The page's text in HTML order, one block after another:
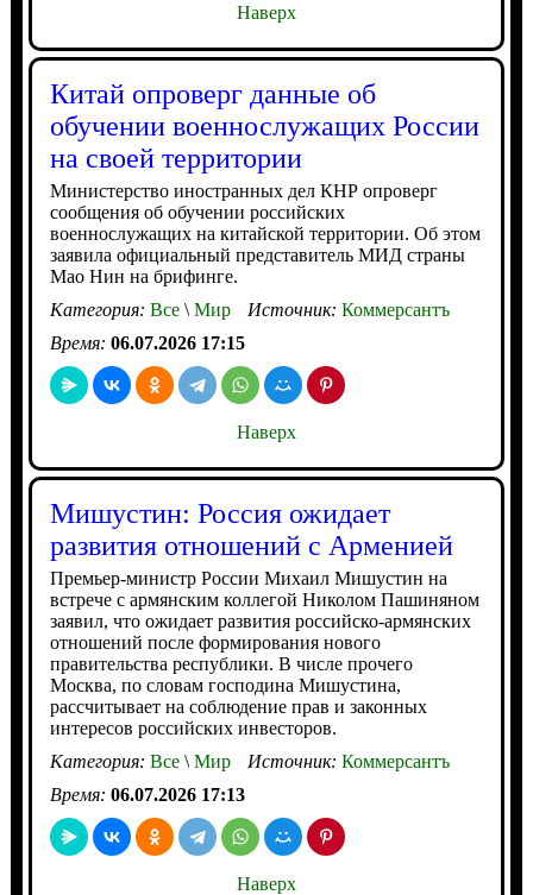
Наверх
Китай опроверг данные об
обучении военнослужащих России
на своей территории
Министерство иностранных дел КНР опроверг
сообщения об обучении российских
военнослужащих на китайской территории. Об этом
заявила официальный представитель МИД страны
Мао Нин на брифинге.
Категория: Все\Мир Источник: Коммерсантъ
Время: 06.07.2026 17:15
Наверх
Мишустин: Россия ожидает
развития отношений с Арменией
Премьер-министр России Михаил Мишустин на
встрече с армянским коллегой Николом Пашиняном
заявил, что ожидает развития российско-армянских
отношений после формирования нового
правительства республики. В числе прочего
Москва, по словам господина Мишустина,
рассчитывает на соблюдение прав и законных
интересов российских инвесторов.
Категория: Все\Мир Источник: Коммерсантъ
Время: 06.07.2026 17:13
Наверх